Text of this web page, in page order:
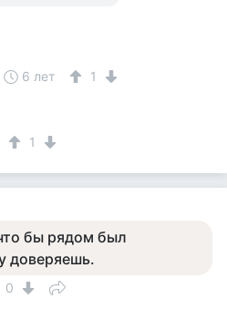
6 лет 1
1
бы рядом был
доверяешь.
0